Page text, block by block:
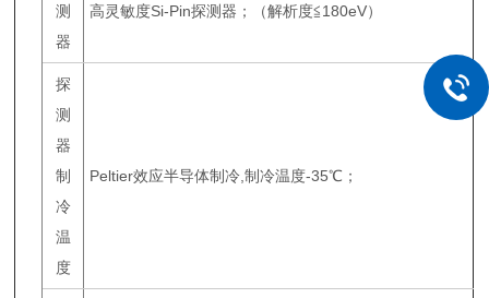
测
器
高灵敏度Si-Pin探测器；（解析度≦180eV）
探
测
器
制
冷
温
度
Peltier效应半导体制冷,制冷温度-35℃；